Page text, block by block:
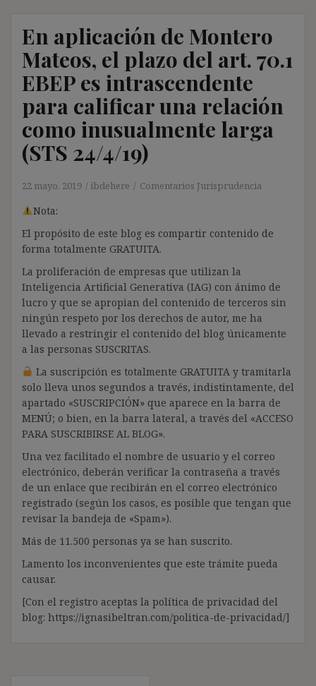
En aplicación de Montero
Mateos, el plazo del art. 70.1
EBEP es intrascendente
para calificar una relación
como inusualmente larga
(STS 24/4/19)
22 mayo, 2019 ibdehere Comentarios Jurisprudencia
Nota:
El propósito de este blog es compartir contenido de
forma totalmente GRATUITA.
La proliferación de empresas que utilizan la
Inteligencia Artificial Generativa (IAG) con ánimo de
lucro y que se apropian del contenido de terceros sin
ningún respeto por los derechos de autor, me ha
llevado a restringir el contenido del blog únicamente
a las personas SUSCRITAS.
La suscripción es totalmente GRATUITA y tramitarla
solo lleva unos segundos a través, indistintamente, del
apartado «SUSCRIPCIÓN» que aparece en la barra de
MENÚ; o bien, en la barra lateral, a través del «ACCESO
PARA SUSCRIBIRSE AL BLOG».
Una vez facilitado el nombre de usuario y el correo
electrónico, deberán verificar la contraseña a través
de un enlace que recibirán en el correo electrónico
registrado (según los casos, es posible que tengan que
revisar la bandeja de «Spam»).
Más de 11.500 personas ya se han suscrito.
Lamento los inconvenientes que este trámite pueda
causar.
[Con el registro aceptas la política de privacidad del
blog: https://ignasibeltran.com/politica-de-privacidad/]